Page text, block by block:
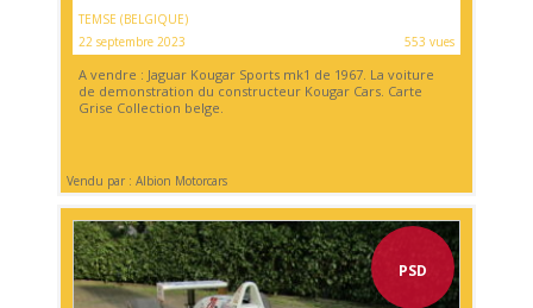
TEMSE (BELGIQUE)
22 septembre 2023
553 vues
A vendre : Jaguar Kougar Sports mk1 de 1967. La voiture
de demonstration du constructeur Kougar Cars. Carte
Grise Collection belge.
Vendu par : Albion Motorcars
PSD